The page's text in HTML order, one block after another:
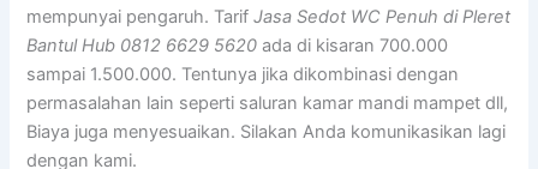
mempunyai pengaruh. TarifJasa Sedot WC Penuh di Pleret
Bantul Hub 0812 6629 5620 ada di kisaran 700.000
sampai 1.500.000. Tentunya jika dikombinasi dengan
permasalahan lain seperti saluran kamar mandi mampet dll,
Biaya juga menyesuaikan. Silakan Anda komunikasikan lagi
dengan kami.